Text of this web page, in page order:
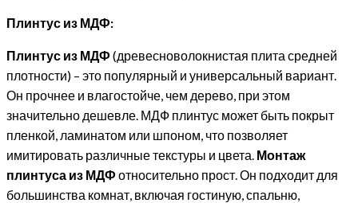
Плинтус из МДФ:
Плинтус из МДФ (древесноволокнистая плита средней
плотности) – это популярный и универсальный вариант.
Он прочнее и влагостойче, чем дерево, при этом
значительно дешевле. МДФ плинтус может быть покрыт
пленкой, ламинатом или шпоном, что позволяет
имитировать различные текстуры и цвета. Монтаж
плинтуса из МДФ относительно прост. Он подходит для
большинства комнат, включая гостиную, спальню,